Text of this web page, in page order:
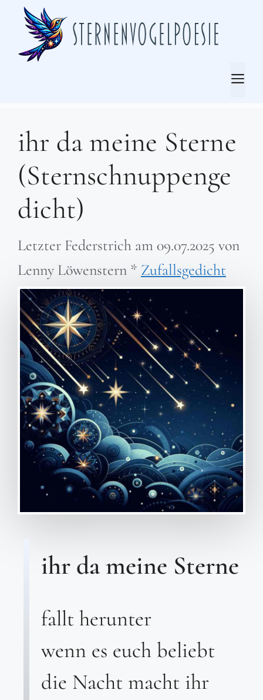
Zum
Inhalt
springen
ihr da meine Sterne
(Sternschnuppenge
dicht)
Letzter Federstrich am 09.07.2025 von
Lenny Löwenstern * Zufallsgedicht
ihr da meine Sterne
fallt herunter
wenn es euch beliebt
die Nacht macht ihr